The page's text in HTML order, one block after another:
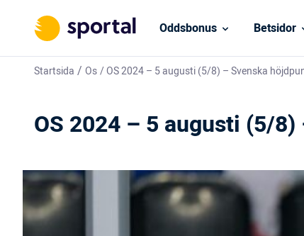
Oddsbonus Betsidor
Startsida / Os/OS 2024 – 5 augusti (5/8) – Svenska
OS 2024 – 5 augusti (5/